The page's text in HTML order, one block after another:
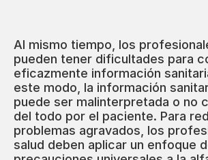
Al mismo tiempo, los
pueden tener dificultades para
eficazmente información
este modo, la información
puede ser malinterpretada o no
del todo por el paciente. Para
problemas agravados, los
salud deben aplicar un enfoque